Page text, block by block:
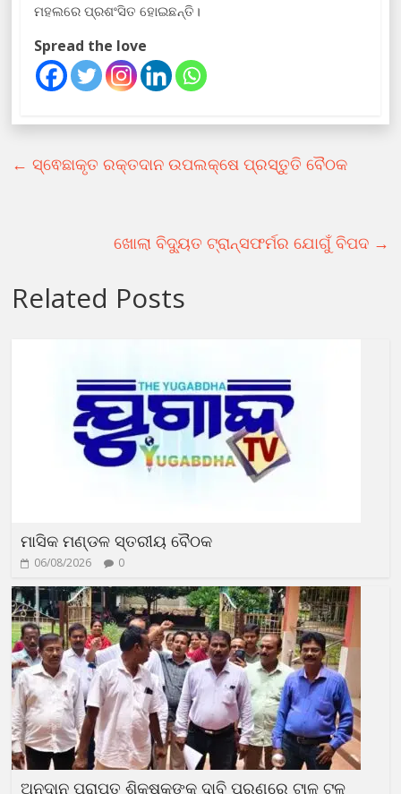
ମହଲରେ ପ୍ରଶଂସିତ ହୋଇଛନ୍ତି।
Spread the love
← ସ୍ଵେଛାକୃତ ରକ୍ତଦାନ ଉପଲକ୍ଷେ ପ୍ରସ୍ତୁତି ବୈଠକ
ଖୋଲା ବିଦ୍ୟୁତ ଟ୍ରାନ୍ସଫର୍ମର ଯୋଗୁଁ ବିପଦ →
Related Posts
ମାସିକ ମଣ୍ଡଳ ସ୍ତରୀୟ ବୈଠକ
06/08/2026 0
ଅନୁଦାନ ପ୍ରାପ୍ତ ଶିକ୍ଷକଙ୍କ ଦାବି ପୂରଣରେ ଟାଳ ଟୁଳ